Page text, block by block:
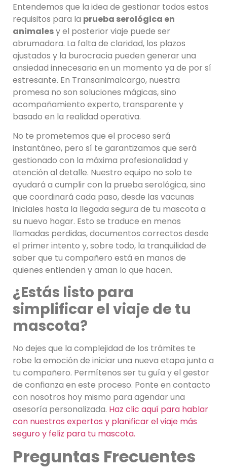
Entendemos que la idea de gestionar todos estos
requisitos para la prueba serológica en
animalesy el posterior viaje puede ser
abrumadora. La falta de claridad, los plazos
ajustados y la burocracia pueden generar una
ansiedad innecesaria en un momento ya de por sí
estresante. En Transanimalcargo, nuestra
promesa no son soluciones mágicas, sino
acompañamiento experto, transparente y
basado en la realidad operativa.
No te prometemos que el proceso será
instantáneo, pero sí te garantizamos que será
gestionado con la máxima profesionalidad y
atención al detalle. Nuestro equipo no solo te
ayudará a cumplir con la prueba serológica, sino
que coordinará cada paso, desde las vacunas
iniciales hasta la llegada segura de tu mascota a
su nuevo hogar. Esto se traduce en menos
llamadas perdidas, documentos correctos desde
el primer intento y, sobre todo, la tranquilidad de
saber que tu compañero está en manos de
quienes entienden y aman lo que hacen.
¿Estás listo para
simplificar el viaje de tu
mascota?
No dejes que la complejidad de los trámites te
robe la emoción de iniciar una nueva etapa junto a
tu compañero. Permítenos ser tu guía y el gestor
de confianza en este proceso. Ponte en contacto
con nosotros hoy mismo para agendar una
asesoría personalizada. Haz clic aquí para hablar
con nuestros expertos y planificar el viaje más
seguro y feliz para tu mascota.
Preguntas Frecuentes